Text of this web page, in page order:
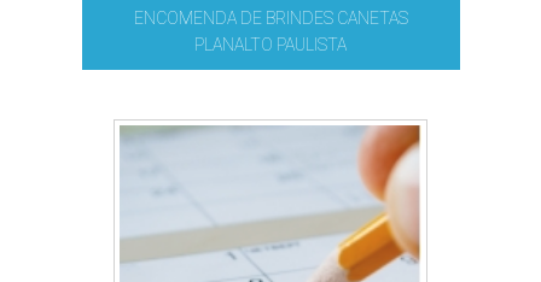
ENCOMENDA DE BRINDES CANETAS
PLANALTO PAULISTA